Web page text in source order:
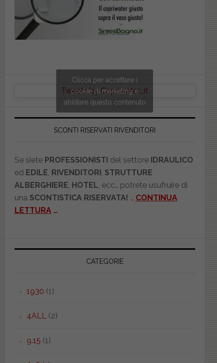
Tweets by Copriwater_it
Clicca per accettare i
cookie di marketing e
abilitare questo contenuto
SCONTI RISERVATI RIVENDITORI
Se siete PROFESSIONISTI del settore IDRAULICO
ed EDILE RIVENDITORI STRUTTURE
ALBERGHIERE HOTEL , ecc… potrete usufruire di
una SCONTISTICA RISERVATA! … CONTINUA
LETTURA …
CATEGORIE
1930 (1)
4ALL (2)
9.15 (1)